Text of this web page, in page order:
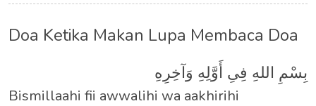
Doa Ketika Makan Lupa Membaca Doa
بِسْمِ اللهِ فِىِ أَوَّلِهِ وَآخِرِهِ
Bismillaahi fii awwalihi wa aakhirihi